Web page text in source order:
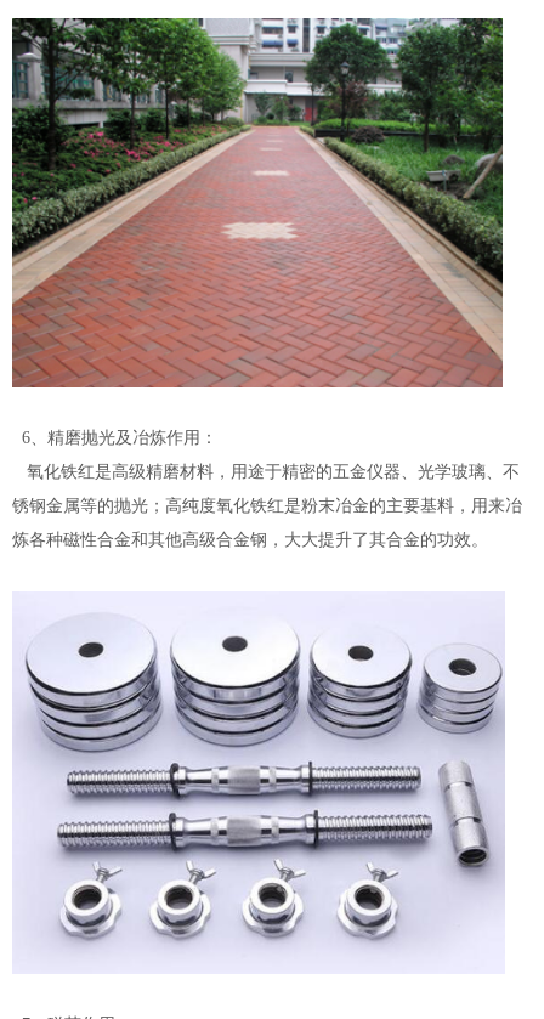
6、精磨抛光及冶炼作用：
氧化铁红是高级精磨材料，用途于精密的五金仪器、光学玻璃、不
锈钢金属等的抛光；高纯度氧化铁红是粉末冶金的主要基料，用来冶
炼各种磁性合金和其他高级合金钢，大大提升了其合金的功效。